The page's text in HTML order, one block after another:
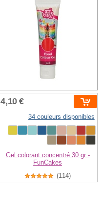
4,10 €
34 couleurs disponibles
Gel colorant concentré 30 gr -
FunCakes
(114)